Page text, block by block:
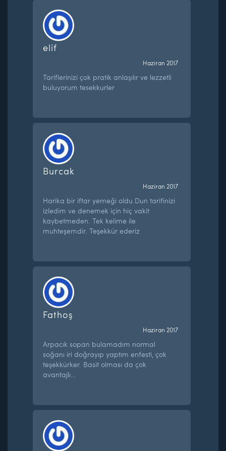
elif
Haziran 2017
Tariflerinizi çok pratik anlaşılır ve lezzetli
buluyorum tesekkurler
Burcak
Haziran 2017
Harika bir iftar yemeği oldu.Dun tarifinizi
izledim ve denemek için hiç vakit
kaybetmeden. Tek kelime ile
muhteşemdir. Teşekkür ederiz
Fathoş
Haziran 2017
Arpacık sopan bulamadım normal
soğanı iri doğrayıp yaptım enfesti, çok
teşekkürker. Basit olması da çok
avantajlı…